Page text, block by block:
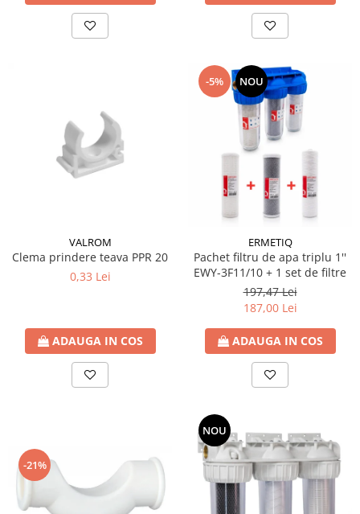
Cot Cupru
Ocolire Cupru
Reductie Cupru
Semiolandez Cupru
Fitinguri PPR
PEXAL
Sisteme de canalizare si ape
pluviale
Sistem canalizare exterioara
Sistem canalizare interioara
Accesorii statii dedurizare
Fitinguri din alama
Conectori - Elemente de fixare lemn
VALROM
Clema prindere teava PPR 20
0,33 Lei
ADAUGA IN COS
-5% NOU
ERMETIQ
Pachet filtru de apa triplu 1''
EWY-3F11/10 + 1 set de filtre
197,47 Lei
187,00 Lei
ADAUGA IN COS
-21%
NOU